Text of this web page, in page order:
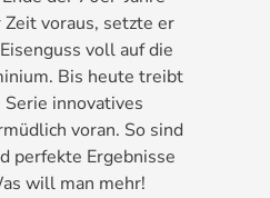
voraus, setzte er
voll auf die
Bis heute treibt
innovatives
voran. So sind
perfekte Ergebnisse
will man mehr!